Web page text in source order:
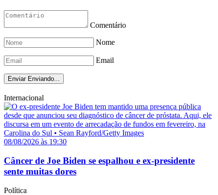
Comentário
Nome
Email
Enviar Enviando...
Internacional
08/08/2026 às 19:30
Câncer de Joe Biden se espalhou e ex-presidente
sente muitas dores
Política